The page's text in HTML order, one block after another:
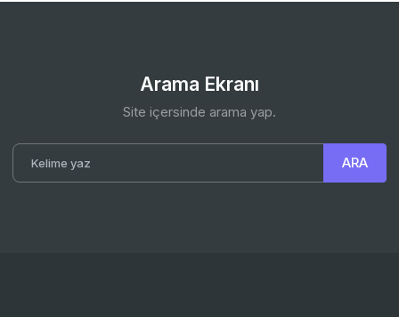
Arama Ekranı
Site içersinde arama yap.